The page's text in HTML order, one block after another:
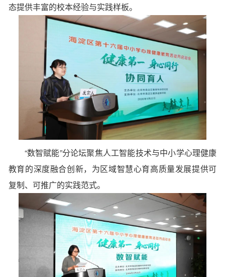
态提供丰富的校本经验与实践样板。
“数智赋能”分论坛聚焦人工智能技术与中小学心理健康
教育的深度融合创新，为区域智慧心育高质量发展提供可
复制、可推广的实践范式。